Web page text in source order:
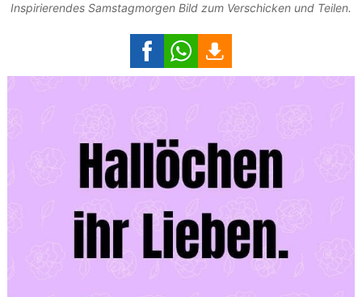
Inspirierendes Samstagmorgen Bild zum Verschicken und Teilen.